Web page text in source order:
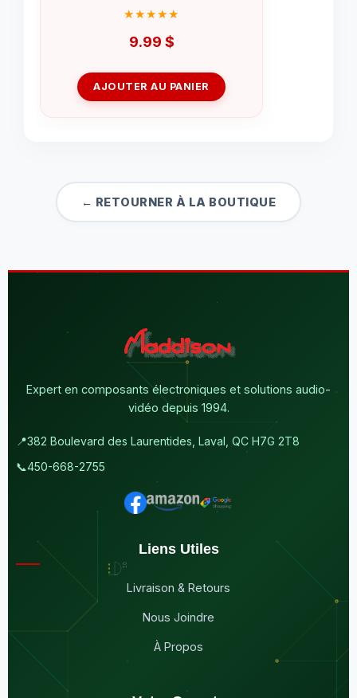
9.99 $
AJOUTER AU PANIER
← RETOURNER À LA BOUTIQUE
Expert en composants électroniques et solutions audio-
vidéo depuis 1994.
📍382 Boulevard des Laurentides, Laval, QC H7G 2T8
📞450-668-2755
Liens Utiles
Livraison & Retours
Nous Joindre
À Propos